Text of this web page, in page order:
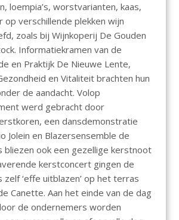
loempia’s, worstvarianten, kaas,
op verschillende plekken wijn
zoals bij Wijnkoperij De Gouden
Informatiekramen van de
en Praktijk De Nieuwe Lente,
en Vitaliteit brachten hun
de aandacht. Volop
werd gebracht door
een dansdemonstratie
Jolein en Blazersensemble de
bliezen ook een gezellige kerstnoot
kerstconcert gingen de
zelf ‘effe uitblazen’ op het terras
Canette. Aan het einde van de dag
de ondernemers worden